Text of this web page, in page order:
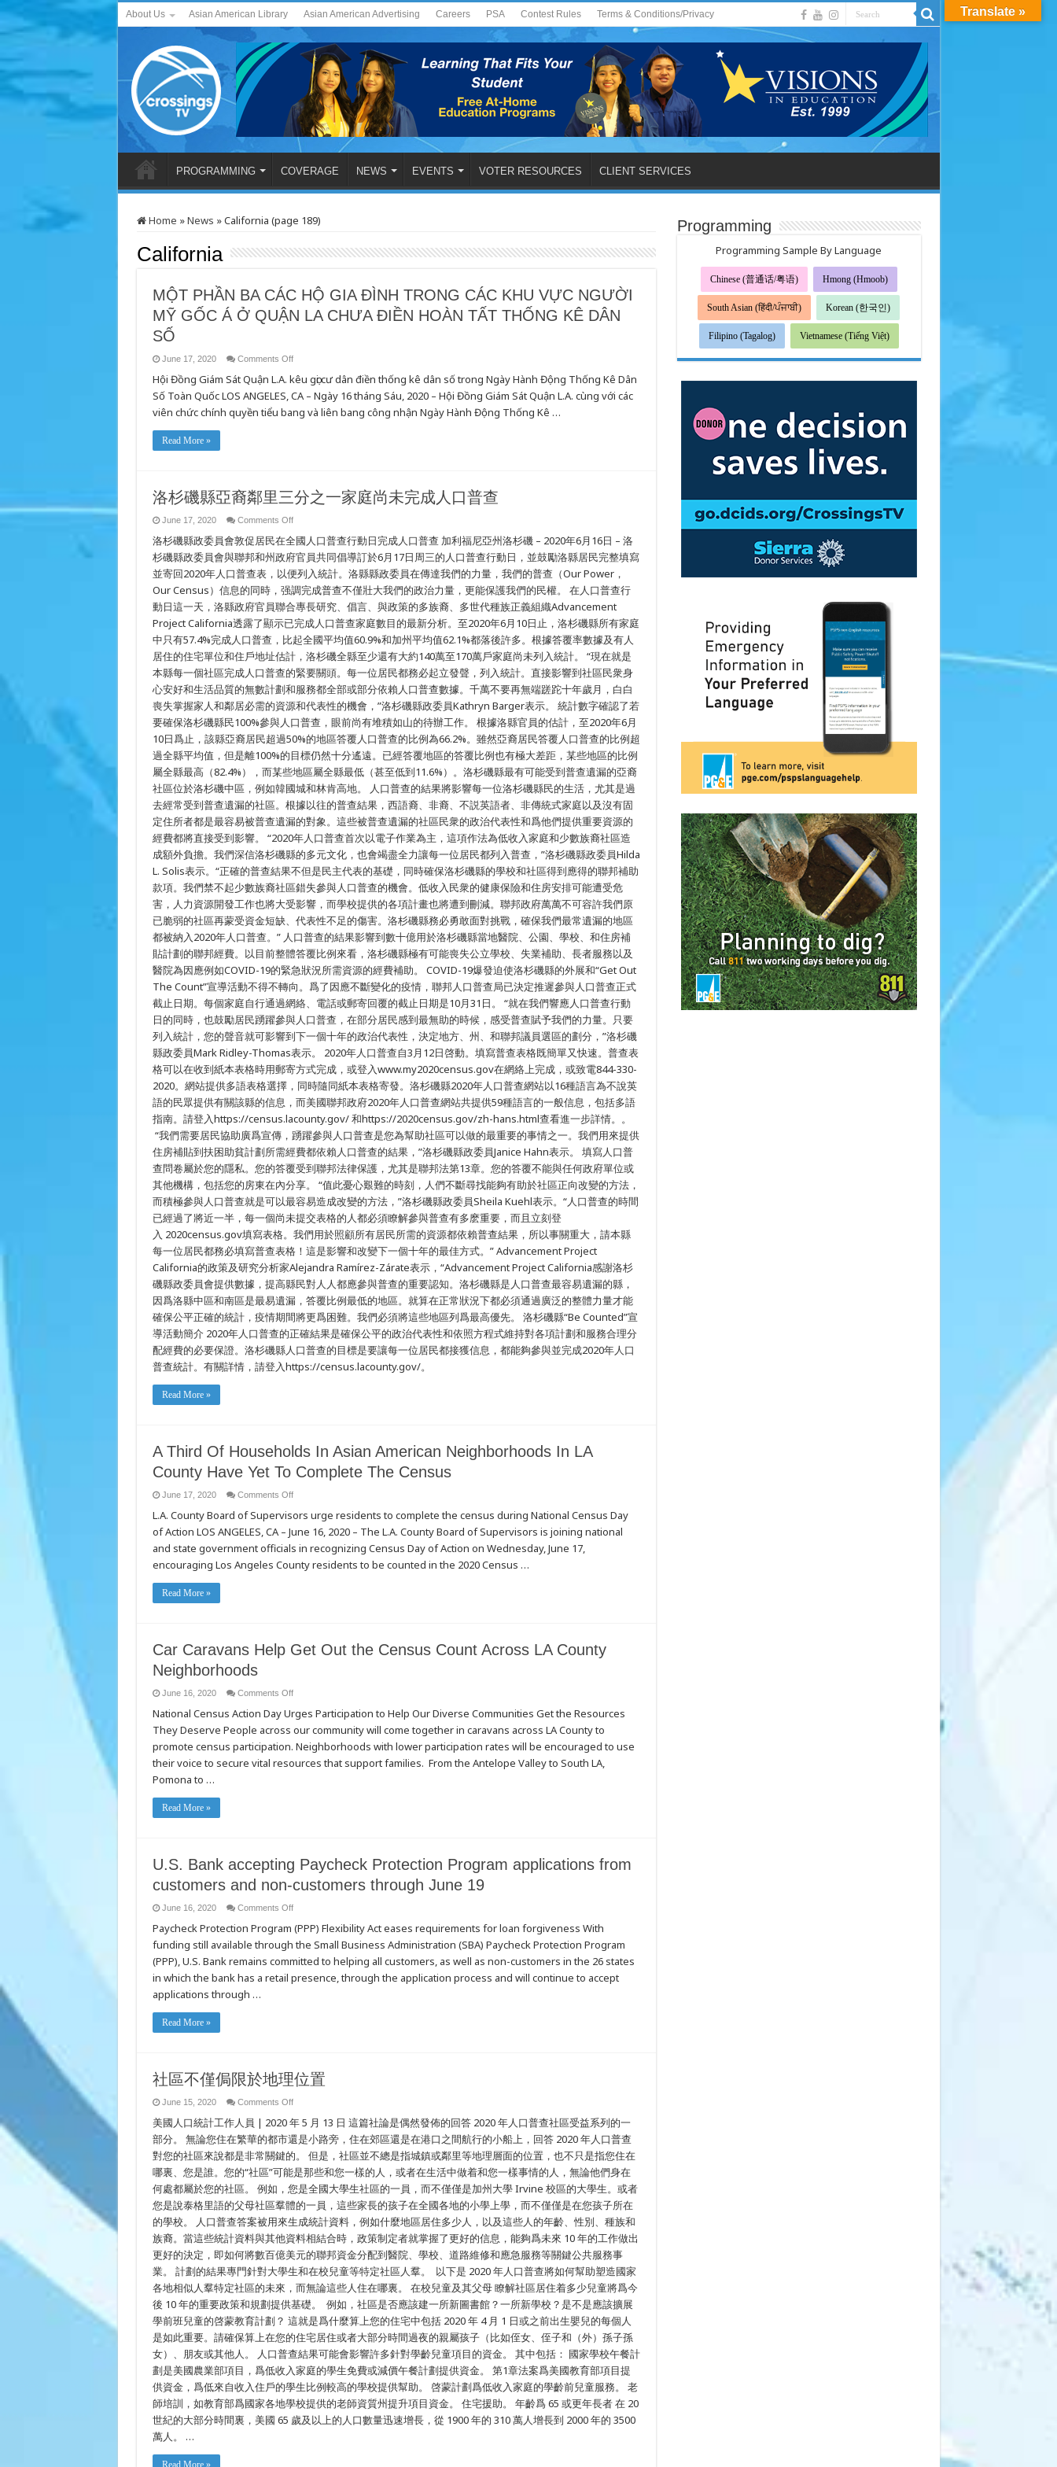
About Us Asian American Library Asian American Advertising Careers PSA Contest Rules Terms & Conditions/Privacy
PROGRAMMING COVERAGE NEWS EVENTS VOTER RESOURCES CLIENT SERVICES
Home »News »California (page 189)
California
MỘT PHẦN BA CÁC HỘ GIA ĐÌNH TRONG CÁC KHU VỰC NGƯỜI
MỸ GỐC Á Ở QUẬN LA CHƯA ĐIỀN HOÀN TẤT THỐNG KÊ DÂN
SỐ
June 17, 2020 Comments Offon
PHẦN
BA
CÁC
GIA
GỐC
Á
QUẬN
CHƯA
ĐIỀN
HOÀN
TẤT
THỐNG
KÊ
DÂN
SỐ
Hội Đồng Giám Sát Quận L.A. kêu gọi cư dân điền thống kê dân số trong Ngày Hành Động Thống Kê Dân
Số Toàn Quốc LOS ANGELES, CA – Ngày 16 tháng Sáu, 2020 – Hội Đồng Giám Sát Quận L.A. cùng với các
viên chức chính quyền tiểu bang và liên bang công nhận Ngày Hành Động Thống Kê …
Read More »
洛杉磯縣亞裔鄰里三分之一家庭尚未完成人口普查
June 17, 2020 Comments Offon
杉
磯
縣
亞
裔
鄰
里
三
分
之
一
家
尚
未
完
成
人
口
普
查
洛杉磯縣政委員會敦促居民在全國人口普查行動日完成人口普查 加利福尼亞州洛杉磯 – 2020年6月16日 – 洛
杉磯縣政委員會與聯邦和州政府官員共同倡導訂於6月17日周三的人口普查行動日，並鼓勵洛縣居民完整填寫
並寄回2020年人口普查表，以便列入統計。洛縣縣政委員在傳達我們的力量，我們的普查（Our Power，
Our Census）信息的同時，强調完成普查不僅壯大我們的政治力量，更能保護我們的民權。 在人口普查行
動日這一天，洛縣政府官員聯合專長研究、倡言、與政策的多族裔、多世代種族正義組織Advancement
Project California透露了顯示已完成人口普查家庭數目的最新分析。至2020年6月10日止，洛杉磯縣所有家庭
中只有57.4%完成人口普查，比起全國平均值60.9%和加州平均值62.1%都落後許多。根據答覆率數據及有人
居住的住宅單位和住戶地址估計，洛杉磯全縣至少還有大約140萬至170萬戶家庭尚未列入統計。 “現在就是
本縣每一個社區完成人口普查的緊要關頭。每一位居民都務必起立發聲，列入統計。直接影響到社區民衆身
心安好和生活品質的無數計劃和服務都全部或部分依賴人口普查數據。千萬不要再無端蹉跎十年歲月，白白
喪失掌握家人和鄰居必需的資源和代表性的機會，”洛杉磯縣政委員Kathryn Barger表示。 統計數字確認了若
要確保洛杉磯縣民100%參與人口普查，眼前尚有堆積如山的待辦工作。 根據洛縣官員的估計，至2020年6月
10日爲止，該縣亞裔居民超過50%的地區答覆人口普查的比例為66.2%。雖然亞裔居民答覆人口普查的比例超
過全縣平均值，但是離100%的目標仍然十分遙遠。已經答覆地區的答覆比例也有極大差距，某些地區的比例
屬全縣最高（82.4%），而某些地區屬全縣最低（甚至低到11.6%）。洛杉磯縣最有可能受到普查遺漏的亞裔
社區位於洛杉磯中區，例如韓國城和林肯高地。 人口普查的結果將影響每一位洛杉磯縣民的生活，尤其是過
去經常受到普查遺漏的社區。根據以往的普查結果，西語裔、非裔、不説英語者、非傳統式家庭以及沒有固
定住所者都是最容易被普查遺漏的對象。這些被普查遺漏的社區民衆的政治代表性和爲他們提供重要資源的
經費都將直接受到影響。 “2020年人口普查首次以電子作業為主，這項作法為低收入家庭和少數族裔社區造
成額外負擔。我們深信洛杉磯縣的多元文化，也會竭盡全力讓每一位居民都列入普查，”洛杉磯縣政委員Hilda
L. Solis表示。“正確的普查結果不但是民主代表的基礎，同時確保洛杉磯縣的學校和社區得到應得的聯邦補助
款項。我們禁不起少數族裔社區錯失參與人口普查的機會。低收入民衆的健康保險和住房安排可能遭受危
害，人力資源開發工作也將大受影響，而學校提供的各項計畫也將遭到刪減。聯邦政府萬萬不可容許我們原
已脆弱的社區再蒙受資金短缺、代表性不足的傷害。洛杉磯縣務必勇敢面對挑戰，確保我們最常遺漏的地區
都被納入2020年人口普查。” 人口普查的結果影響到數十億用於洛杉磯縣當地醫院、公園、學校、和住房補
貼計劃的聯邦經費。以目前整體答覆比例來看，洛杉磯縣極有可能喪失公立學校、失業補助、長者服務以及
醫院為因應例如COVID-19的緊急狀況所需資源的經費補助。 COVID-19爆發迫使洛杉磯縣的外展和“Get Out
The Count”宣導活動不得不轉向。爲了因應不斷變化的疫情，聯邦人口普查局已決定推遲參與人口普查正式
截止日期。每個家庭自行通過網絡、電話或郵寄回覆的截止日期是10月31日。 “就在我們響應人口普查行動
日的同時，也鼓勵居民踴躍參與人口普查，在部分居民感到最無助的時候，感受普查賦予我們的力量。只要
列入統計，您的聲音就可影響到下一個十年的政治代表性，決定地方、州、和聯邦議員選區的劃分，”洛杉磯
縣政委員Mark Ridley-Thomas表示。 2020年人口普查自3月12日啓動。填寫普查表格既簡單又快速。普查表
格可以在收到紙本表格時用郵寄方式完成，或登入www.my2020census.gov在網絡上完成，或致電844-330-
2020。網站提供多語表格選擇，同時隨同紙本表格寄發。洛杉磯縣2020年人口普查網站以16種語言為不說英
語的民眾提供有關該縣的信息，而美國聯邦政府2020年人口普查網站共提供59種語言的一般信息，包括多語
指南。請登入https://census.lacounty.gov/ 和https://2020census.gov/zh-hans.html查看進一步詳情。。
“我們需要居民協助廣爲宣傳，踴躍參與人口普查是您為幫助社區可以做的最重要的事情之一。我們用來提供
住房補貼到扶困助貧計劃所需經費都依賴人口普查的結果，”洛杉磯縣政委員Janice Hahn表示。 填寫人口普
查問卷屬於您的隱私。您的答覆受到聯邦法律保護，尤其是聯邦法第13章。您的答覆不能與任何政府單位或
其他機構，包括您的房東在內分享。 “值此憂心艱難的時刻，人們不斷尋找能夠有助於社區正向改變的方法，
而積極參與人口普查就是可以最容易造成改變的方法，”洛杉磯縣政委員Sheila Kuehl表示。“人口普查的時間
已經過了將近一半，每一個尚未提交表格的人都必須瞭解參與普查有多麽重要，而且立刻登
入 2020census.gov填寫表格。我們用於照顧所有居民所需的資源都依賴普查結果，所以事關重大，請本縣
每一位居民都務必填寫普查表格！這是影響和改變下一個十年的最佳方式。” Advancement Project
California的政策及研究分析家Alejandra Ramírez-Zárate表示，“Advancement Project California感謝洛杉
磯縣政委員會提供數據，提高縣民對人人都應參與普查的重要認知。洛杉磯縣是人口普查最容易遺漏的縣，
因爲洛縣中區和南區是最易遺漏，答覆比例最低的地區。就算在正常狀況下都必須通過廣泛的整體力量才能
確保公平正確的統計，疫情期間將更爲困難。我們必須將這些地區列爲最高優先。 洛杉磯縣“Be Counted”宣
導活動簡介 2020年人口普查的正確結果是確保公平的政治代表性和依照方程式維持對各項計劃和服務合理分
配經費的必要保證。洛杉磯縣人口普查的目標是要讓每一位居民都接獲信息，都能夠參與並完成2020年人口
普查統計。有關詳情，請登入https://census.lacounty.gov/。
Read More »
A Third Of Households In Asian American Neighborhoods In LA
County Have Yet To Complete The Census
June 17, 2020 Comments Offon
Third
Of
Households
Asian
American
Neighborhoods
The
Census
L.A. County Board of Supervisors urge residents to complete the census during National Census Day
of Action LOS ANGELES, CA – June 16, 2020 – The L.A. County Board of Supervisors is joining national
and state government officials in recognizing Census Day of Action on Wednesday, June 17,
encouraging Los Angeles County residents to be counted in the 2020 Census …
Read More »
Car Caravans Help Get Out the Census Count Across LA County
Neighborhoods
June 16, 2020 Comments Offon
Caravans
Help
Get
the
Count
National Census Action Day Urges Participation to Help Our Diverse Communities Get the Resources
They Deserve People across our community will come together in caravans across LA County to
promote census participation. Neighborhoods with lower participation rates will be encouraged to use
their voice to secure vital resources that support families. From the Antelope Valley to South LA,
Pomona to …
Read More »
U.S. Bank accepting Paycheck Protection Program applications from
customers and non-customers through June 19
June 16, 2020 Comments Offon
Bank
accepting
Paycheck
Program
from
Paycheck Protection Program (PPP) Flexibility Act eases requirements for loan forgiveness With
funding still available through the Small Business Administration (SBA) Paycheck Protection Program
(PPP), U.S. Bank remains committed to helping all customers, as well as non-customers in the 26 states
in which the bank has a retail presence, through the application process and will continue to accept
applications through …
Read More »
社區不僅侷限於地理位置
June 15, 2020 Comments Offon
區
不
僅
侷
限
於
地
理
位
置
美國人口統計工作人員 | 2020 年 5 月 13 日 這篇社論是偶然發佈的回答 2020 年人口普查社區受益系列的一
部分。 無論您住在繁華的都市還是小路旁，住在郊區還是在港口之間航行的小船上，回答 2020 年人口普查
對您的社區來說都是非常關鍵的。 但是，社區並不總是指城鎮或鄰里等地理層面的位置，也不只是指您住在
哪裏、您是誰。您的“社區”可能是那些和您一樣的人，或者在生活中做着和您一樣事情的人，無論他們身在
何處都屬於您的社區。 例如，您是全國大學生社區的一員，而不僅僅是加州大學 Irvine 校區的大學生。或者
您是說泰格里語的父母社區羣體的一員，這些家長的孩子在全國各地的小學上學，而不僅僅是在您孩子所在
的學校。 人口普查答案被用來生成統計資料，例如什麼地區居住多少人，以及這些人的年齡、性別、種族和
族裔。當這些統計資料與其他資料相結合時，政策制定者就掌握了更好的信息，能夠爲未來 10 年的工作做出
更好的決定，即如何將數百億美元的聯邦資金分配到醫院、學校、道路維修和應急服務等關鍵公共服務事
業。 計劃的結果專門針對大學生和在校兒童等特定社區人羣。 以下是 2020 年人口普查將如何幫助塑造國家
各地相似人羣特定社區的未來，而無論這些人住在哪裏。 在校兒童及其父母 瞭解社區居住着多少兒童將爲今
後 10 年的重要政策和規劃提供基礎。 例如，社區是否應該建一所新圖書館？一所新學校？是不是應該擴展
學前班兒童的啓蒙教育計劃？ 這就是爲什麼算上您的住宅中包括 2020 年 4 月 1 日或之前出生嬰兒的每個人
是如此重要。請確保算上在您的住宅居住或者大部分時間過夜的親屬孩子（比如侄女、侄子和（外）孫子孫
女）、朋友或其他人。 人口普查結果可能會影響許多針對學齡兒童項目的資金。 其中包括： 國家學校午餐計
劃是美國農業部項目，爲低收入家庭的學生免費或減價午餐計劃提供資金。 第1章法案爲美國教育部項目提
供資金，爲低來自收入住戶的學生比例較高的學校提供幫助。 啓蒙計劃爲低收入家庭的學齡前兒童服務。 老
師培訓，如教育部爲國家各地學校提供的老師資質州提升項目資金。 住宅援助。 年齡爲 65 或更年長者 在 20
世紀的大部分時間裏，美國 65 歲及以上的人口數量迅速增長，從 1900 年的 310 萬人增長到 2000 年的 3500
萬人。 …
Read More »
Programming
Programming Sample By Language
Chinese (普通话/粤语) Hmong (Hmoob)
South Asian (हिंदी/ਪੰਜਾਬੀ) Korean (한국인)
Filipino (Tagalog) Vietnamese (Tiếng Việt)
Translate »